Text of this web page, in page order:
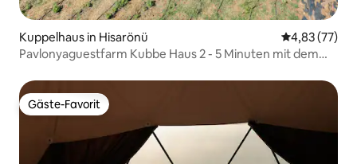
Kuppelhaus in Hisarönü
4,83 (77)
Pavlonyaguestfarm Kubbe Haus 2 - 5 Minuten mit dem
Gäste-Favorit
Gäste-Favorit